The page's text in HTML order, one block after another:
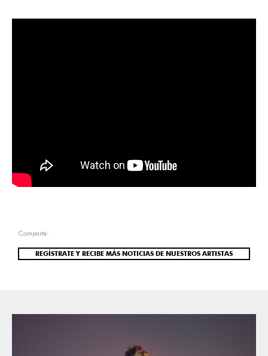
Comparte:
REGÍSTRATE Y RECIBE MÁS NOTICIAS DE NUESTROS ARTISTAS